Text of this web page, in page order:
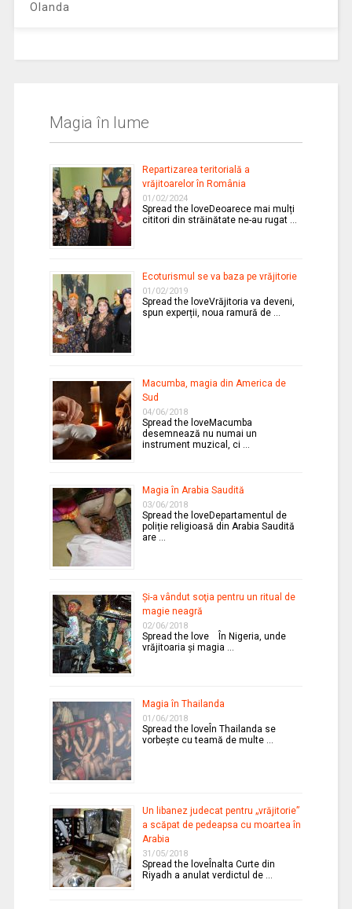
Olanda
Magia în lume
Repartizarea teritorială a
vrăjitoarelor în România
01/02/2024
Spread the loveDeoarece mai mulți
cititori din străinătate ne-au rugat …
Ecoturismul se va baza pe vrăjitorie
01/02/2019
Spread the loveVrăjitoria va deveni,
spun experții, noua ramură de …
Macumba, magia din America de
Sud
04/06/2018
Spread the loveMacumba
desemnează nu numai un
instrument muzical, ci …
Magia în Arabia Saudită
03/06/2018
Spread the loveDepartamentul de
poliție religioasă din Arabia Saudită
are …
Şi-a vândut soţia pentru un ritual de
magie neagră
02/06/2018
Spread the love În Nigeria, unde
vrăjitoaria şi magia …
Magia în Thailanda
01/06/2018
Spread the loveÎn Thailanda se
vorbeşte cu teamă de multe …
Un libanez judecat pentru „vrăjitorie”
a scăpat de pedeapsa cu moartea în
Arabia
31/05/2018
Spread the loveÎnalta Curte din
Riyadh a anulat verdictul de …